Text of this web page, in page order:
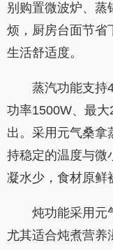
别购置微波炉、蒸
烦，厨房台面节省
生活舒适度。
蒸汽功能支持
功率1500W、最
出。采用元气桑拿
持稳定的温度与微
凝水少，食材原鲜
炖功能采用元
尤其适合炖煮营养